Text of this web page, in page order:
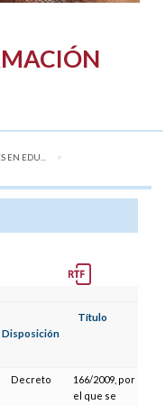
EN EDU...
Disposición
Título
Decreto
166/2009, por
el que se